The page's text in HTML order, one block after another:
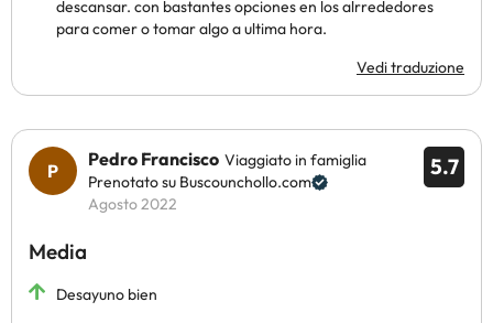
descansar. con bastantes opciones en los alrrededores
para comer o tomar algo a ultima hora.
Vedi traduzione
5.7
Pedro Francisco Viaggiato in famiglia
Prenotato su Buscounchollo.com
Agosto 2022
Media
Desayuno bien